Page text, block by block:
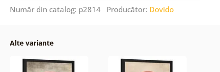
Număr din catalog: p2814 Producător: Dovido
Alte variante